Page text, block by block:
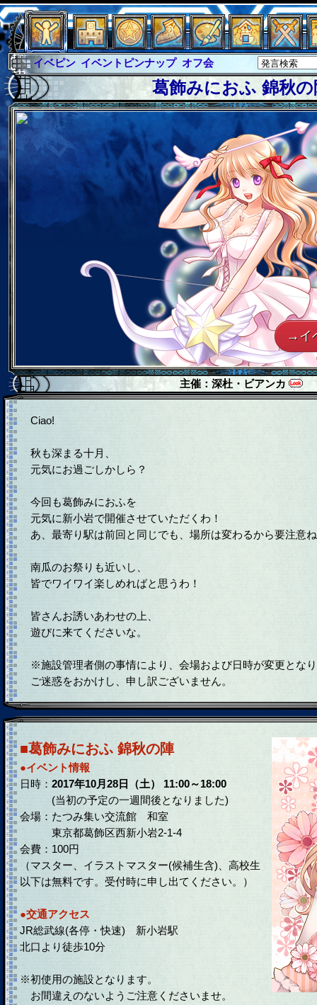
イベピン イベントピンナップ オフ会
グラシャ
グラシャ・ラボラス
グローバルジャスティス サイキックハーツ
サイキックハーツ大戦
シュラウド
ソロモン
ファイナル
アブソーバー
葛飾みにおふ 錦秋の
→イ
主催： 深杜・ビアンカ
Ciao!
秋も深まる十月、
元気にお過ごしかしら？
今回も葛飾みにおふを
元気に新小岩で開催させていただくわ！
あ、最寄り駅は前回と同じでも、場所は変わるから要注意
南瓜のお祭りも近いし、
皆でワイワイ楽しめればと思うわ！
皆さんお誘いあわせの上、
遊びに来てくださいな。
※施設管理者側の事情により、会場および日時が変更とな
ご迷惑をおかけし、申し訳ございません。
■葛飾みにおふ 錦秋の陣
●イベント情報
日時：2017年10月28日（土） 11:00～18:00
(当初の予定の一週間後となりました)
会場：たつみ集い交流館 和室
東京都葛飾区西新小岩2-1-4
会費：100円
（マスター、イラストマスター(候補生含)、高校生
以下は無料です。受付時に申し出てください。）
●交通アクセス
JR総武線(各停・快速) 新小岩駅
北口より徒歩10分
※初使用の施設となります。
お間違えのないようご注意くださいませ。